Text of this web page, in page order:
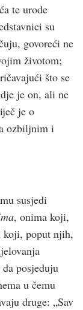
te urode
su
govoreći ne
životom;
što se
je on, ali ne
je o
ozbiljnim i
susjedi
, onima koji,
koji, poput njih,
posjeduju
u čemu
druge: „Sav